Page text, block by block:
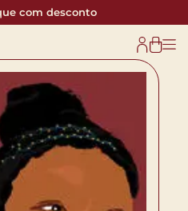
com desconto